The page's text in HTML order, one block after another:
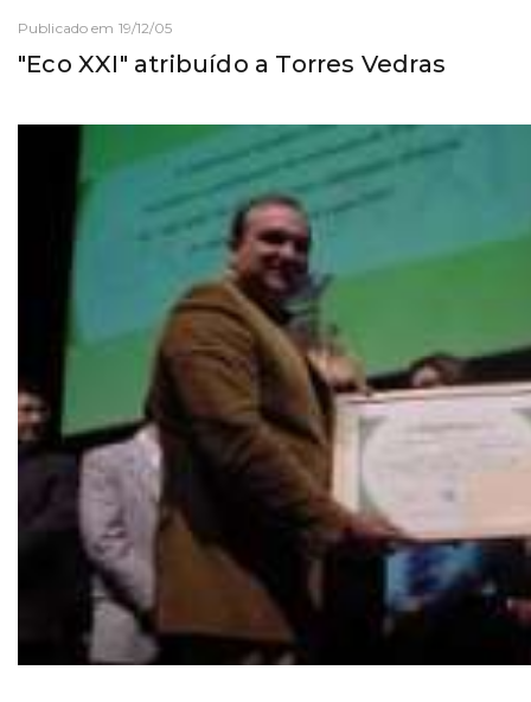
Publicado em 19/12/05
"Eco XXI" atribuído a Torres Vedras